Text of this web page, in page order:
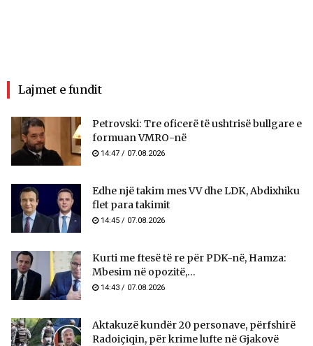
Lajmet e fundit
Petrovski: Tre oficerë të ushtrisë bullgare e
formuan VMRO-në
14:47 / 07.08.2026
Edhe një takim mes VV dhe LDK, Abdixhiku
flet para takimit
14:45 / 07.08.2026
Kurti me ftesë të re për PDK-në, Hamza:
Mbesim në opozitë,...
14:43 / 07.08.2026
Aktakuzë kundër 20 personave, përfshirë
Radoiçiqin, për krime lufte në Gjakovë